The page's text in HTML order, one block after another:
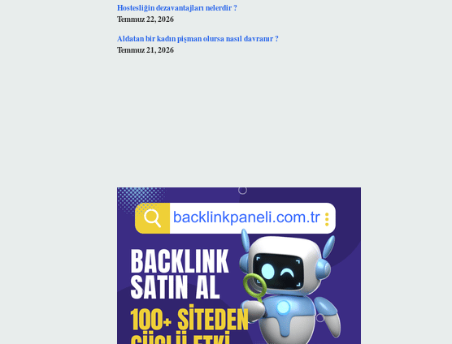
Hostesliğin dezavantajları nelerdir ?
Temmuz 22, 2026
Aldatan bir kadın pişman olursa nasıl davranır ?
Temmuz 21, 2026